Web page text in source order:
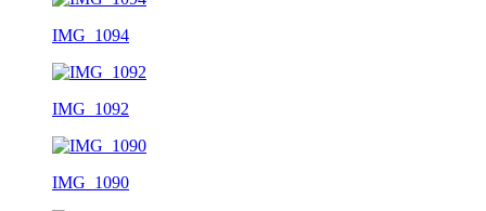
IMG_1094
IMG_1092
IMG_1090